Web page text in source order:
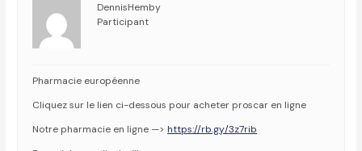
DennisHemby
Participant
Pharmacie européenne
Cliquez sur le lien ci-dessous pour acheter proscar en ligne
Notre pharmacie en ligne —>https://rb.gy/3z7rib